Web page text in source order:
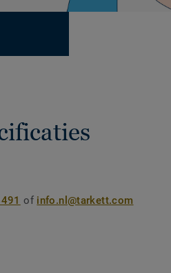
of info.nl@tarkett.com